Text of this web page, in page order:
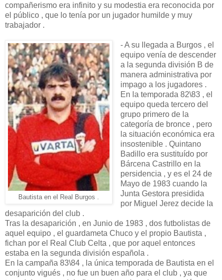
compañerismo era infinito y su modestia era reconocida por
el público , que lo tenía por un jugador humilde y muy
trabajador .
Bautista en el Real Burgos .
- A su llegada a Burgos , el
equipo venía de descender
a la segunda división B de
manera administrativa por
impago a los jugadores .
En la temporada 82\83 , el
equipo queda tercero del
grupo primero de la
categoría de bronce , pero
la situación económica era
insostenible . Quintano
Badillo era sustituído por
Bárcena Castrillo en la
persidencia , y es el 24 de
Mayo de 1983 cuando la
Junta Gestora presidida
por Miguel Jerez decide la
desaparición del club .
Tras la desaparición , en Junio de 1983 , dos futbolistas de
aquel equipo , el guardameta Chuco y el propio Bautista ,
fichan por el Real Club Celta , que por aquel entonces
estaba en la segunda división española .
En la campaña 83\84 , la única temporada de Bautista en el
conjunto vigués , no fue un buen año para el club , ya que